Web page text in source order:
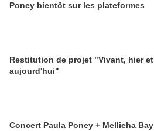
Poney bientôt sur les plateformes
Restitution de projet "Vivant, hier et
aujourd'hui"
Concert Paula Poney + Mellieha Bay